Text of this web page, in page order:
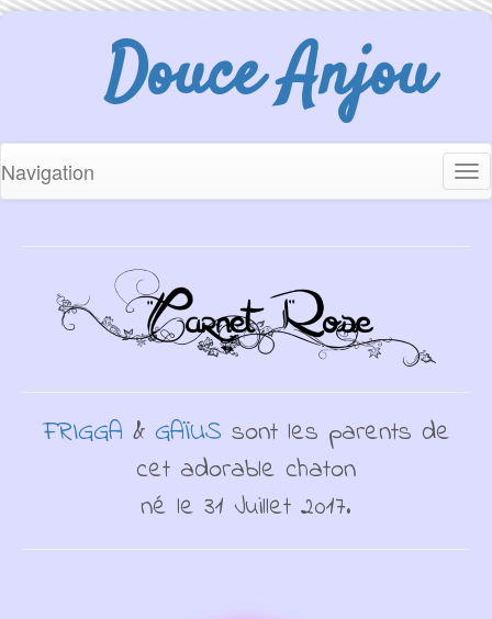
Douce Anjou
Navigation
FRIGGA & GAÏUS sont les parents de
cet adorable chaton
né le 31 Juillet 2017.